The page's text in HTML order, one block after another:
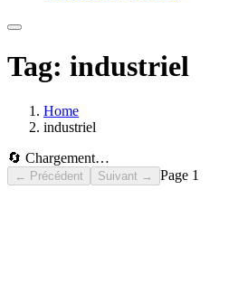
Tag: industriel
Home
industriel
🔄 Chargement…
← Précédent Suivant → Page 1